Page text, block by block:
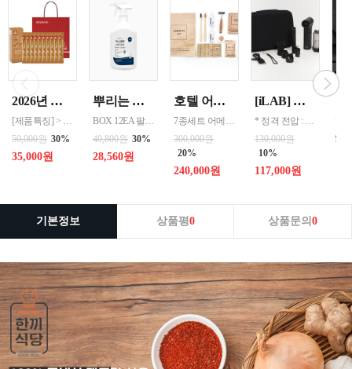
2026년 설명절 선물세트 [정관장] 홍삼기보데일리스틱 10ml*10포
[제품특징] > 120여 년 노하우로 재배된 6년근 홍과 제조기술로 추출 > 100% 계약재배를 통한 6년근 인삼 > 430여 가지의까다로운 품질 검사 > 액상형 농축액으로 음용이 쉬움 [제품성분] > 덱스트린, 정제수, 홍삼농축액(6년근, 고형분 64%, 홍삼성분 70mg/g 이상, 국산) 6.5%, 녹용추출액(뉴질랜드산), 식물혼합농축액(작약
50,000원 30%
35,000원
뿌리는 락스세제(욕실용) 1,000ml 12개 한박스단위 판매
BOX 12EA 팔레트 0.0123 원산지 한국 BARCODE 8809367760815
40,800원 30%
28,560원
호텔 어메니티 여행용 세면도구 50세트 대박스로만 판매 친환경 트레블세트 해외여행준비물 여행세트 일회용세면도구 어메니티세트
7종세트 어메니티 단체
300,000원
20%
240,000원
[iLAB] 아이랩 윈드 블라스터 에어건 iLAB-WBT 140,000RPM > 새틴블랙 > 크림화이트 선택 1
* 정격 전압 : 5V 2A * 소비 전력 : 30W * 최대 출력 : 200W(max) * 배터리 용량 : 4,000mAh x 2 (병렬) * 사용 시간 : 최저속도 약 120분 / 최고속도 약 12분 * 완충 시간 : 약 3시간 * 풍속 : 최대 22m/s, 최소 6m/s * 모터 스피드 : 140,000 RPM * 흡입력 : 8000 Pa * 규격 :
130,000원
10%
117,000원
기본정보 상품평0 상품문의0